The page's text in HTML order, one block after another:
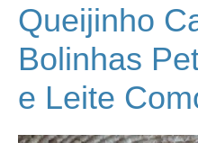
Queijinho
Bolinhas
e Leite